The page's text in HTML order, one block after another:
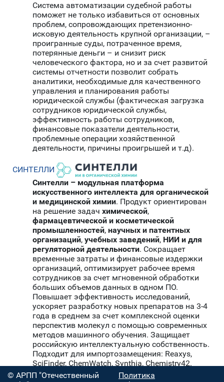
Система автоматизации судебной работы
поможет не только избавиться от основных
проблем, сопровождающих претензионно-
исковую деятельность крупной организации, –
проигранные суды, потраченное время,
потерянные деньги – и снизит риск
человеческого фактора, но и за счет развитой
системы отчетности позволит собрать
аналитики, необходимые для качественного
управления и планирования работы
юридической службы (фактическая загрузка
сотрудников юридической службы,
эффективность работы сотрудников,
финансовые показатели деятельности,
проблемные операции хозяйственной
деятельности, причины проигрышей и т.д).
СИНТЕЛЛИ
Синтелли – модульная платформа
искусственного интеллекта для органической
и медицинской химии. Продукт ориентирован
на решение задач химической,
фармацевтической и косметической
промышленностей, научных и патентных
организаций, учебных заведений, НИИ и для
регуляторной деятельности. Сокращает
временные затраты и финансовые издержки
организаций, оптимизирует рабочее время
сотрудников за счет мгновенной обработки
больших объемов данных в одном ПО.
Повышает эффективность исследований,
ускоряет разработку новых препаратов на 3-4
года в среднем за счет комплексной оценки
перспектив молекул с помощью современных
методов машинного обучения. Защищает
российскую интеллектуальную собственность.
Подходит для импортозамещения: Reaxys,
SciFinder, ChemWatch, Synthia, Chemistry42.
© АРПП "Отечественный
Политика